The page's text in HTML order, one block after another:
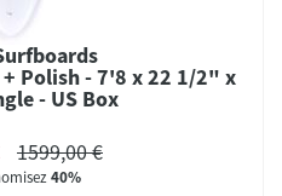
Polish - 7'8 x 22 1/2" x
- US Box
1599,00 €
40%